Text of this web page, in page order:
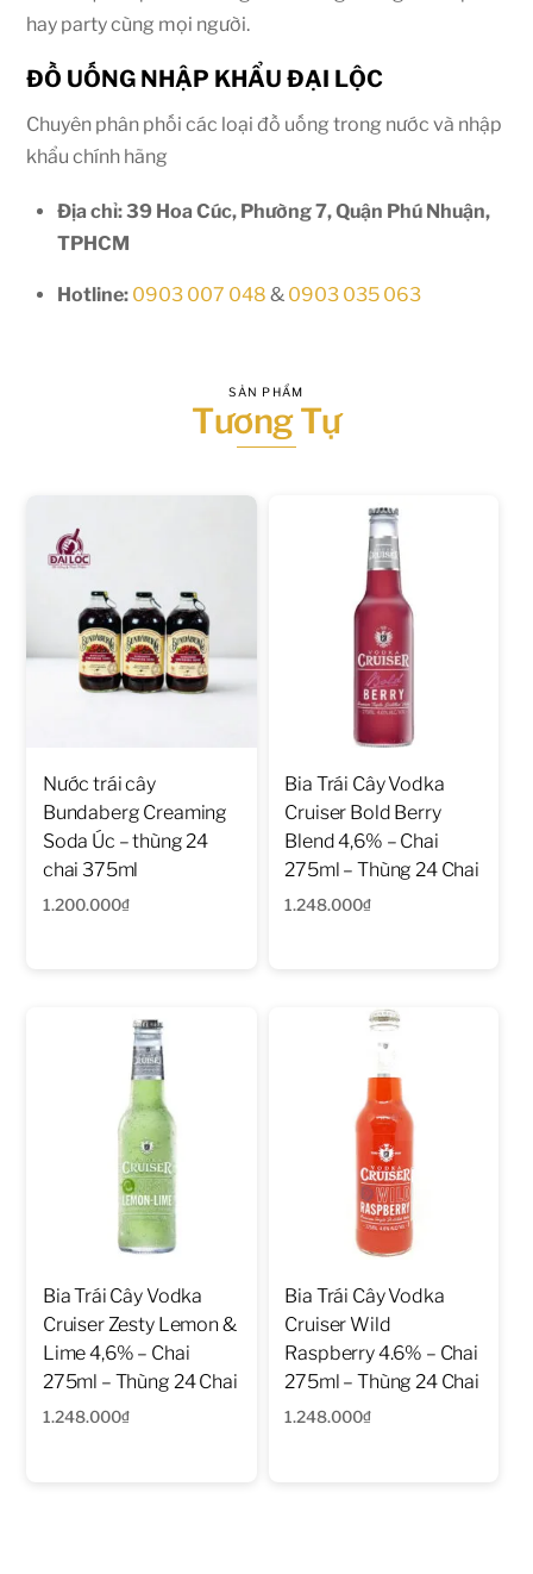
hay party cùng mọi người.
ĐỒ UỐNG NHẬP KHẨU ĐẠI LỘC
Chuyên phân phối các loại đồ uống trong nước và nhập
khẩu chính hãng
Địa chỉ: 39 Hoa Cúc, Phường 7, Quận Phú Nhuận,
TPHCM
Hotline: 0903 007 048 & 0903 035 063
SẢN PHẨM
Tương Tự
Nước trái cây
Bundaberg Creaming
Soda Úc – thùng 24
chai 375ml
1.200.000₫
Bia Trái Cây Vodka
Cruiser Bold Berry
Blend 4,6% – Chai
275ml – Thùng 24 Chai
1.248.000₫
Bia Trái Cây Vodka
Cruiser Zesty Lemon &
Lime 4,6% – Chai
275ml – Thùng 24 Chai
1.248.000₫
Bia Trái Cây Vodka
Cruiser Wild
Raspberry 4.6% – Chai
275ml – Thùng 24 Chai
1.248.000₫